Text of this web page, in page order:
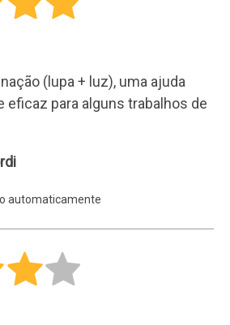
(lupa + luz), uma ajuda
eficaz para alguns trabalhos de
automaticamente